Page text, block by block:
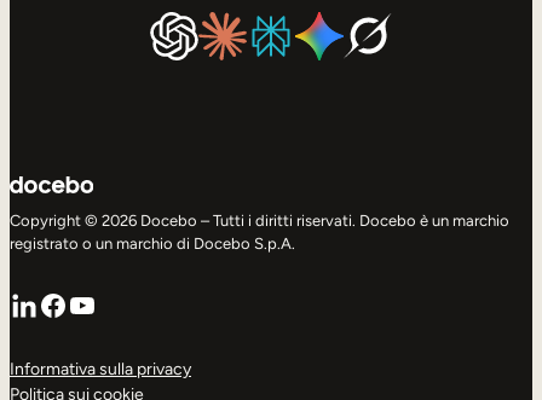
Copyright © 2026 Docebo – Tutti i diritti riservati. Docebo è un marchio
registrato o un marchio di Docebo S.p.A.
LinkedIn
Facebook
YouTube
Informativa sulla privacy
Politica sui cookie